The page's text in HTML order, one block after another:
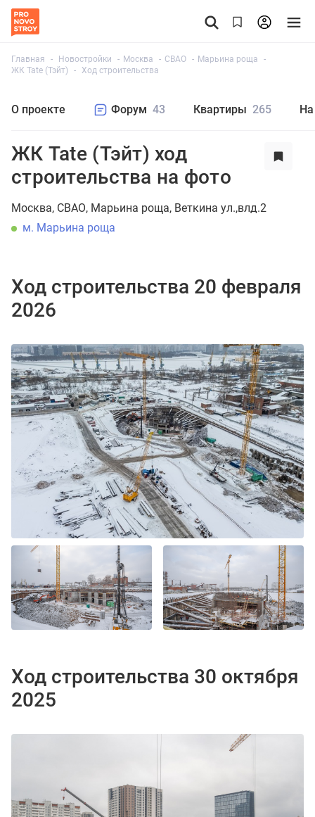
Главная Новостройки Москва СВАО
Марьина роща
ЖК Tate (Тэйт)
Ход строительства
О проекте Форум 43 Квартиры 265
ЖК Tate (Тэйт) ход
строительства на фото
Москва СВАО Марьина роща Веткина ул.,влд.2
м. Марьина роща
Ход строительства 20 февраля
2026
Ход строительства 30 октября
2025